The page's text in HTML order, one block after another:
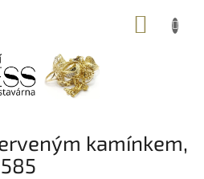
kamínkem,